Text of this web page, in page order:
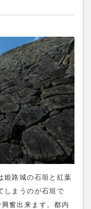
ります。 道がいち
！ 三つのお堂がこ
ムライでも使われ
トサムライを観る
、大河ドラマの黒
されたそうです。
堂を閉めてる所でし
。さらにここから
人はこの書写山圓教
らとチベットの国
くと、ダライ・ラ
そうです！すご
普段はこの奥の院の
たいです。 書写山
とゆっくり楽しみ
姫路城の石垣と紅葉
しまうのが石垣で
奮出来ます。都内